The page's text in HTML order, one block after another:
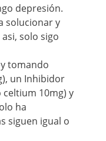
depresión.
solucionar y
solo sigo
tomando
un Inhibidor
10mg) y
ha
siguen igual o